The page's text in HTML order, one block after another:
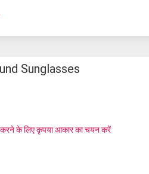
Sunglasses
के लिए कृपया आकार का चयन करें